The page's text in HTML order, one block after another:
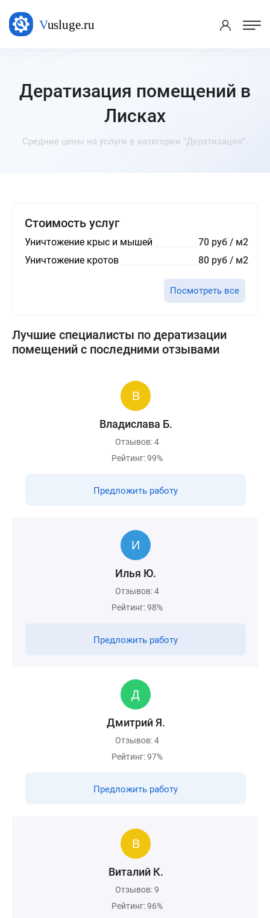
Дератизация помещений в
Лисках
Средние цены на услуги в категории "Дератизация".
Стоимость услуг
Уничтожение крыс и мышей
70 руб / м2
Уничтожение кротов
80 руб / м2
Посмотреть все
Лучшие специалисты по дератизации
помещений с последними отзывами
Владислава Б.
Отзывов: 4
Рейтинг: 99%
Предложить работу
Илья Ю.
Отзывов: 4
Рейтинг: 98%
Предложить работу
Дмитрий Я.
Отзывов: 4
Рейтинг: 97%
Предложить работу
Виталий К.
Отзывов: 9
Рейтинг: 96%